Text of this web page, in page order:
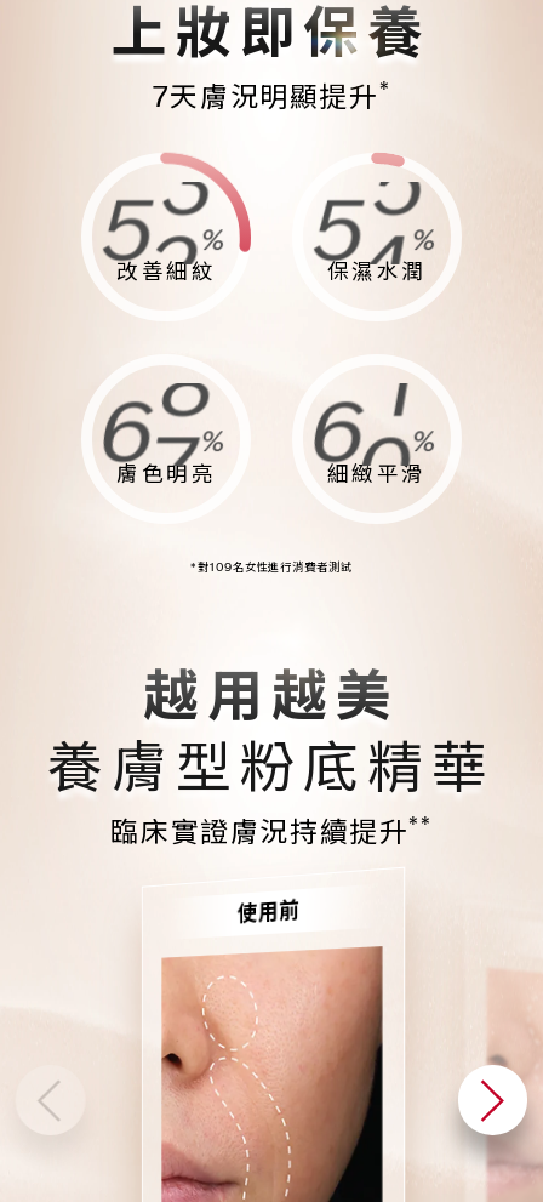
上妝即保養
7天膚況明顯提升*
8
7
6
5
1
6
5
4
3
9
%
改善細紋
8
7
6
5
4
2
1
0
9
8
7
6
5
4
2
1
0
9
%
保濕水潤
9
8
5
1
0
8
7
6
3
2
%
膚色明亮
9
8
7
6
5
4
3
2
1
0
4
3
2
1
0
9
8
7
6
5
%
細緻平滑
*對109名女性進行消費者測試
越用越美
養膚型粉底精華
臨床實證膚況持續提升**
使用前